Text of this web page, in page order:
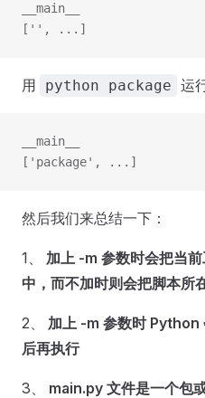
__main__
['', ...]
用 python package 运
__main__
['package', ...]
然后我们来总结一下：
1、 加上 -m 参数时会把当
中，而不加时则会把脚本所
2、 加上 -m 参数时 Python
后再执行
3、 main.py 文件是一个包